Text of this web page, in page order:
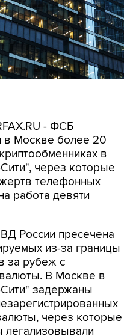
- ФСБ
в Москве более 20
в
через которые
телефонных
работа девяти
России пресечена
из-за границы
за рубеж с
В Москве в
задержаны
через которые
легализовывали